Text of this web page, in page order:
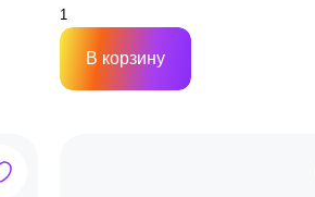
В корзину